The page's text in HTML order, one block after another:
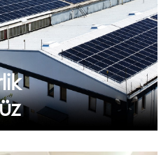
sorumluluğumuzun bilin...
Devam et